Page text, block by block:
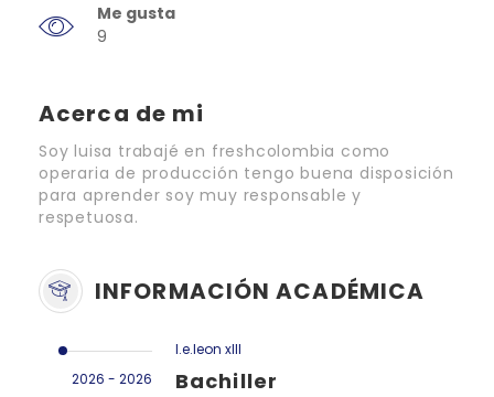
Me gusta
9
Acerca de mi
Soy luisa trabajé en freshcolombia como
operaria de producción tengo buena disposición
para aprender soy muy responsable y
respetuosa.
INFORMACIÓN ACADÉMICA
2026 - 2026
I.e.leon xlll
Bachiller